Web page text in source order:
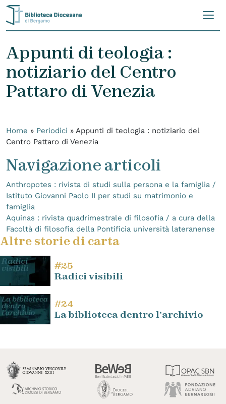
Skip to content
Appunti di teologia :
notiziario del Centro
Pattaro di Venezia
Home » Periodici » Appunti di teologia : notiziario del
Centro Pattaro di Venezia
Navigazione articoli
Anthropotes : rivista di studi sulla persona e la famiglia /
Istituto Giovanni Paolo II per studi su matrimonio e
famiglia
Aquinas : rivista quadrimestrale di filosofia / a cura della
Facoltà di filosofia della Pontificia università lateranense
Altre storie di carta
#25
Radici visibili
#24
La biblioteca dentro l’archivio